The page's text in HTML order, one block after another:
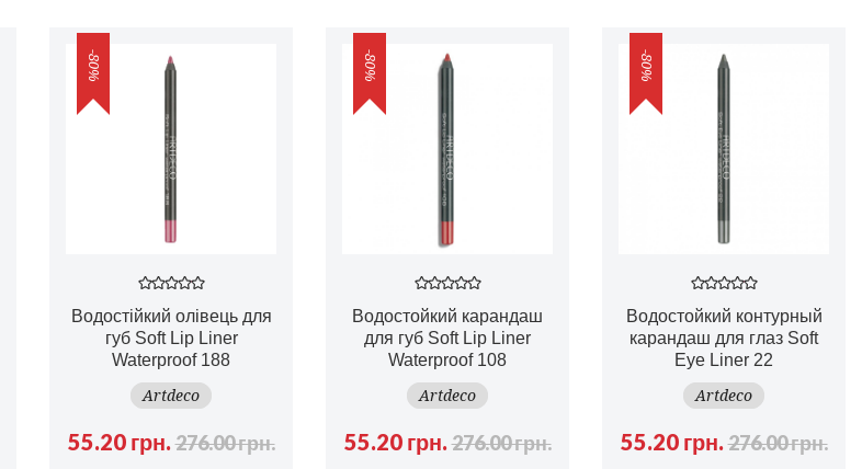
-80%
Водостійкий олівець для
губ Soft Lip Liner
Waterproof 188
Artdeco
55.20 грн.276.00 грн.
-80%
Водостойкий карандаш
для губ Soft Lip Liner
Waterproof 108
Artdeco
55.20 грн.276.00 грн.
-80%
Водостойкий контурный
карандаш для глаз Soft
Eye Liner 22
Artdeco
55.20 грн.276.00 грн.